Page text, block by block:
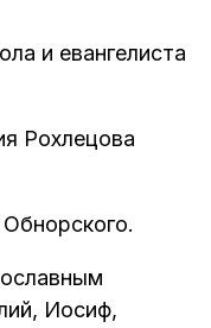
и евангелиста
Рохлецова
Иосиф,